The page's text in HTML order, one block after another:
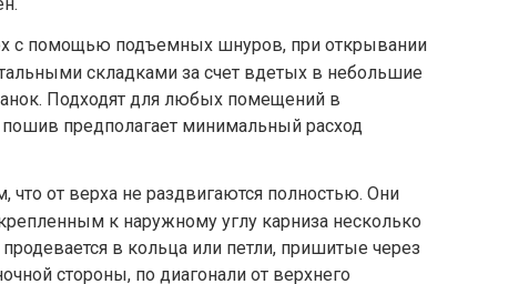
с помощью подъемных шнуров, при открывании
складками за счет вдетых в небольшие
Подходят для любых помещений в
предполагает минимальный расход
что от верха не раздвигаются полностью. Они
к наружному углу карниза несколько
в кольца или петли, пришитые через
стороны, по диагонали от верхнего